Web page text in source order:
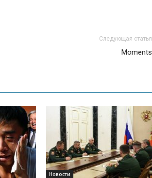
Следующая статья
Moments
Новости